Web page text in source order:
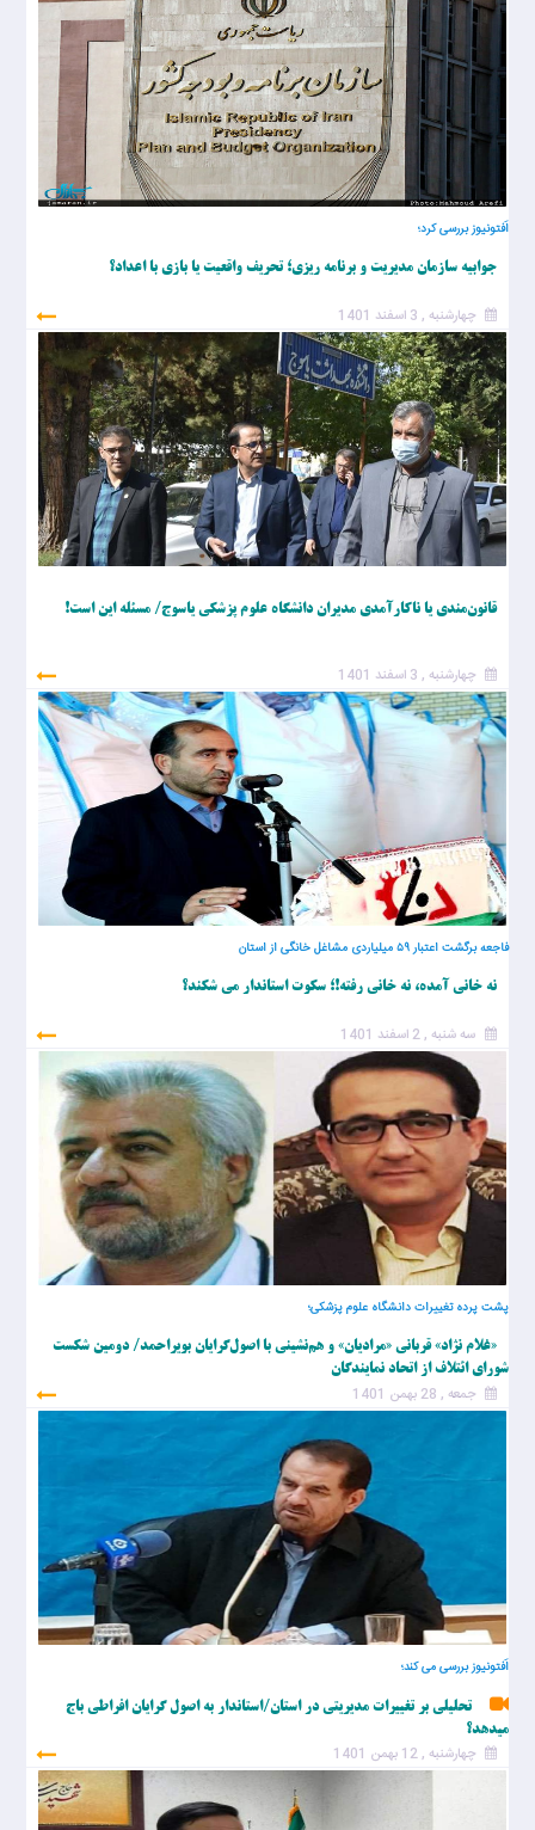
اَفتونیوز بررسی کرد؛
جوابیه سازمان مدیریت و برنامه ریزی؛ تحریف واقعیت یا بازی با اعداد؟
چهارشنبه , 3 اسفند 1401
قانون‌مندی یا ناکارآمدی مدیران دانشگاه علوم پزشکی یاسوج/ مسئله این است!
چهارشنبه , 3 اسفند 1401
فاجعه برگشت اعتبار ۵۹ میلیاردی مشاغل خانگی از استان
نه خانی آمده، نه خانی رفته!؛ سکوت استاندار می شکند؟
سه شنبه , 2 اسفند 1401
پشت پرده تغییرات دانشگاه علوم پزشکی؛
«غلام نژاد» قربانی «مرادیان» و هم‌نشینی با اصول‌گرایان بویراحمد/ دومین شکست
شورای ائتلاف از اتحاد نمایندگان
جمعه , 28 بهمن 1401
اَفتونیوز بررسی می کند؛
تحلیلی بر تغییرات مدیریتی در استان/استاندار به اصول گرایان افراطی باج
میدهد؟
چهارشنبه , 12 بهمن 1401